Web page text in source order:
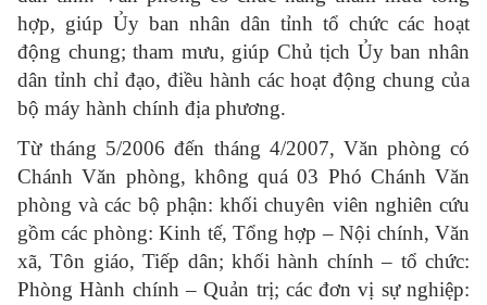
hợp, giúp Ủy ban nhân dân tỉnh tổ chức các hoạt
động chung; tham mưu, giúp Chủ tịch Ủy ban nhân
dân tỉnh chỉ đạo, điều hành các hoạt động chung của
bộ máy hành chính địa phương.
Từ tháng 5/2006 đến tháng 4/2007, Văn phòng có
Chánh Văn phòng, không quá 03 Phó Chánh Văn
phòng và các bộ phận: khối chuyên viên nghiên cứu
gồm các phòng: Kinh tế, Tổng hợp – Nội chính, Văn
xã, Tôn giáo, Tiếp dân; khối hành chính – tổ chức:
Phòng Hành chính – Quản trị; các đơn vị sự nghiệp: